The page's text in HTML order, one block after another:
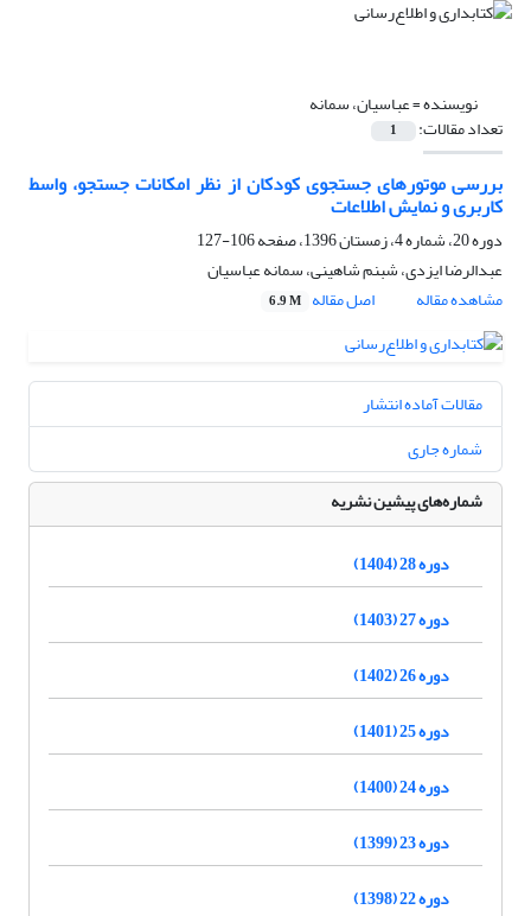
نویسنده =عباسیان، سمانه
تعداد مقالات: 1
بررسی موتورهای جستجوی کودکان از نظر امکانات جستجو، واسط
کاربری و نمایش اطلاعات
دوره 20، شماره 4، زمستان 1396، صفحه
106-127
عبدالرضا ایزدی، شبنم شاهینی، سمانه عباسیان
مشاهده مقاله
اصل مقاله 6.9 M
مقالات آماده انتشار
شماره جاری
شماره‌های پیشین نشریه
دوره 28 (1404)
دوره 27 (1403)
دوره 26 (1402)
دوره 25 (1401)
دوره 24 (1400)
دوره 23 (1399)
دوره 22 (1398)